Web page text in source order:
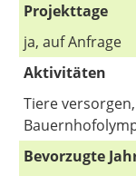
Projekttage
ja, auf Anfrage
Aktivitäten
Tiere
Bevorzugte